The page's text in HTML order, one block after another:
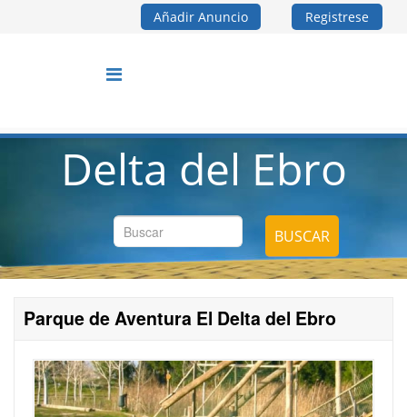
Añadir Anuncio Registrese
Delta del Ebro
BUSCAR
Parque de Aventura El Delta del Ebro